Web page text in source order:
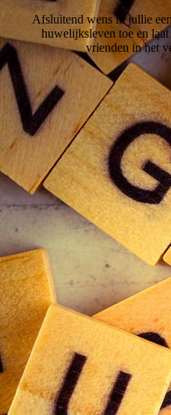
Afsluitend wens ik jullie
huwelijksleven toe en
vrienden in het